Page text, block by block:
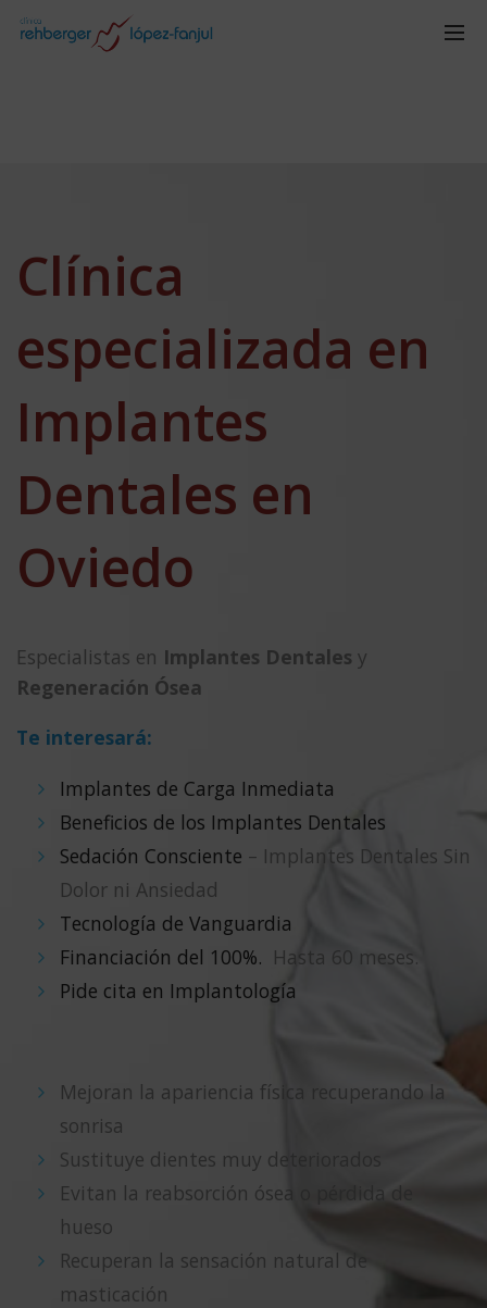
Clínica
especializada en
Implantes
Dentales en
Oviedo
Especialistas en Implantes Dentales y
Regeneración Ósea
Te interesará:
Implantes de Carga Inmediata
Beneficios de los Implantes Dentales
Sedación Consciente – Implantes Dentales Sin
Dolor ni Ansiedad
Tecnología de Vanguardia
Financiación del 100%. Hasta 60 meses.
Pide cita en Implantología
Mejoran la apariencia física recuperando la
sonrisa
Sustituye dientes muy deteriorados
Evitan la reabsorción ósea o pérdida de
hueso
Recuperan la sensación natural de
masticación